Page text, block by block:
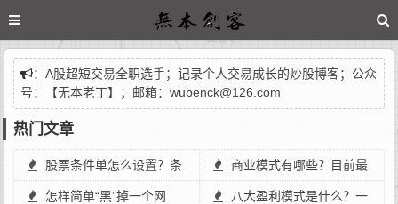
： A股超短交易全职选手；记录个人交易成长的炒股博客；公众
号：【无本老丁】；邮箱：wubenck@126.com
热门文章
股票条件单怎么设置？条
件单怎么设置自动交易？
商业模式有哪些？目前最
火的六大商业模式你必须知
怎样简单“黑”掉一个网 八大盈利模式是什么？一